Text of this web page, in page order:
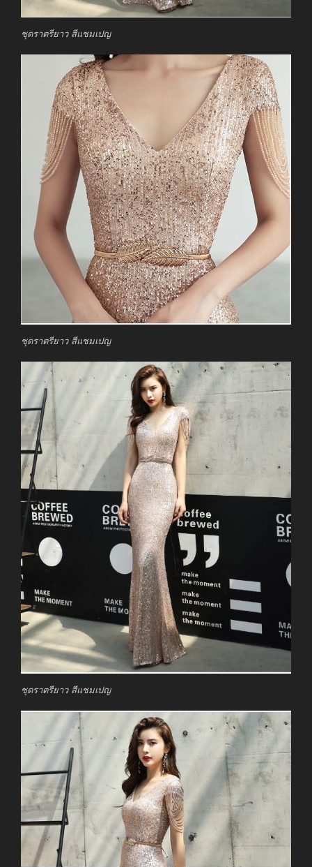
ชุดราตรียาว สีแชมเปญ
ชุดราตรียาว สีแชมเปญ
ชุดราตรียาว สีแชมเปญ